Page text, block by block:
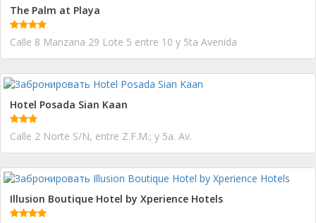
The Palm at Playa
Calle 8 Manzana 29 Lote 5 entre 10 y 5ta Avenida
Hotel Posada Sian Kaan
Calle 2 Norte S/N, entre Z.F.M.; y 5a. Av.
Illusion Boutique Hotel by Xperience Hotels